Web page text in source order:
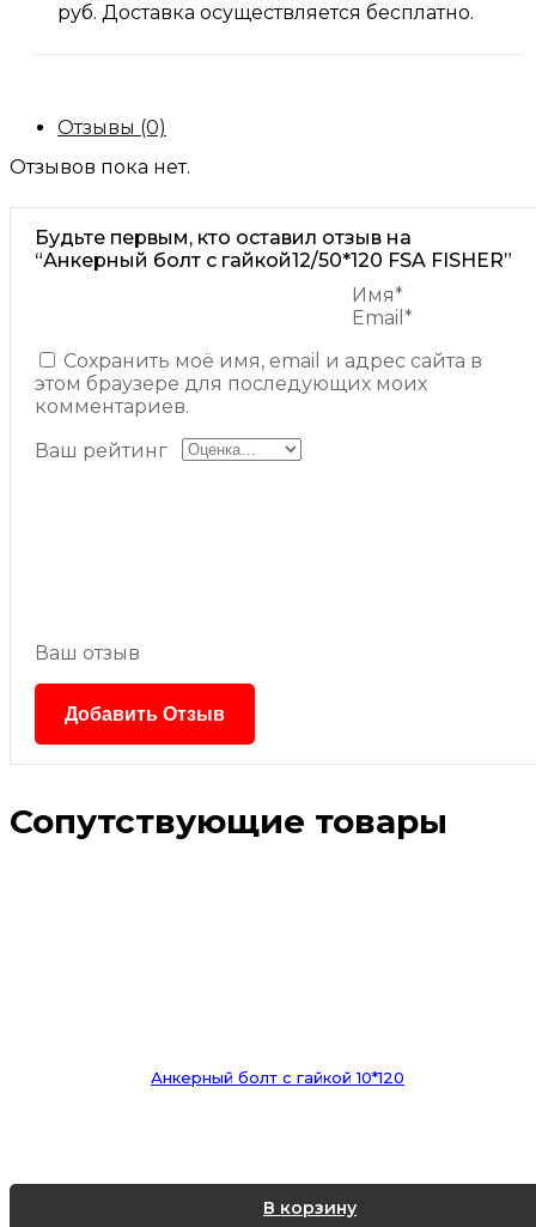
руб. Доставка осуществляется бесплатно.
Отзывы (0)
Отзывов пока нет.
Будьте первым, кто оставил отзыв на
“Анкерный болт с гайкой12/50*120 FSA FISHER”
Имя*
Email*
Сохранить моё имя, email и адрес сайта в
этом браузере для последующих моих
комментариев.
Ваш рейтинг
Ваш отзыв
Сопутствующие товары
Анкерный болт с гайкой 10*120
В корзину